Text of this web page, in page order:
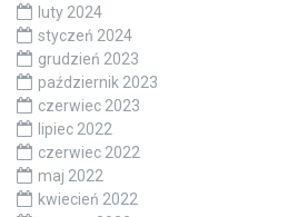
luty 2024
styczeń 2024
grudzień 2023
październik 2023
czerwiec 2023
lipiec 2022
czerwiec 2022
maj 2022
kwiecień 2022